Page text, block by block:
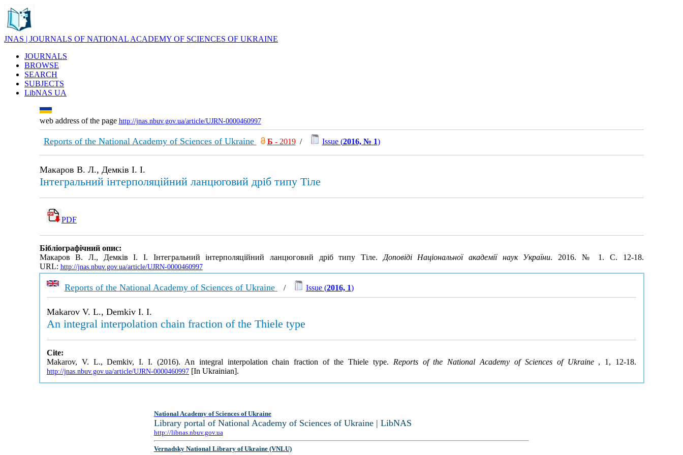
JNAS | JOURNALS OF NATIONAL ACADEMY OF SCIENCES OF UKRAINE
JOURNALS
BROWSE
SEARCH
SUBJECTS
LibNAS UA
web address of the page http://jnas.nbuv.gov.ua/article/UJRN-0000460997
Reports of the National Academy of Sciences of Ukraine Б - 2019/ Issue (2016, № 1)
Макаров В. Л., Демків І. І.
Iнтегральний iнтерполяцiйний ланцюговий дрiб типу Тiле
PDF
Бібліографічний опис:
Макаров В. Л., Демків І. І. Iнтегральний iнтерполяцiйний ланцюговий дрiб типу Тiле.Доповіді Національної академії наук України. 2016. № 1. С. 12-18.
URL: http://jnas.nbuv.gov.ua/article/UJRN-0000460997
Reports of the National Academy of Sciences of Ukraine / Issue (2016, 1)
Makarov V. L., Demkiv I. I.
An integral interpolation chain fraction of the Thiele type
Cite:
Makarov, V. L., Demkiv, I. I. (2016). An integral interpolation chain fraction of the Thiele type. Reports of the National Academy of Sciences of Ukraine , 1, 12-18.
http://jnas.nbuv.gov.ua/article/UJRN-0000460997[In Ukrainian].
National Academy of Sciences of Ukraine
Library portal of National Academy of Sciences of Ukraine | LibNAS
http://libnas.nbuv.gov.ua
Vernadsky National Library of Ukraine (VNLU)